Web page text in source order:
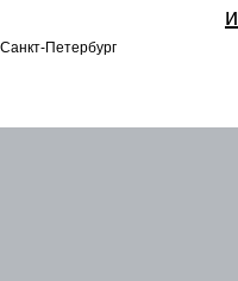
Петербург